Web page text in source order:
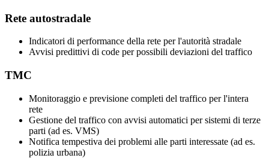
Rete autostradale
Indicatori di performance della rete per l'autorità stradale
Avvisi predittivi di code per possibili deviazioni del traffico
TMC
Monitoraggio e previsione completi del traffico per l'intera
rete
Gestione del traffico con avvisi automatici per sistemi di terze
parti (ad es. VMS)
Notifica tempestiva dei problemi alle parti interessate (ad es.
polizia urbana)